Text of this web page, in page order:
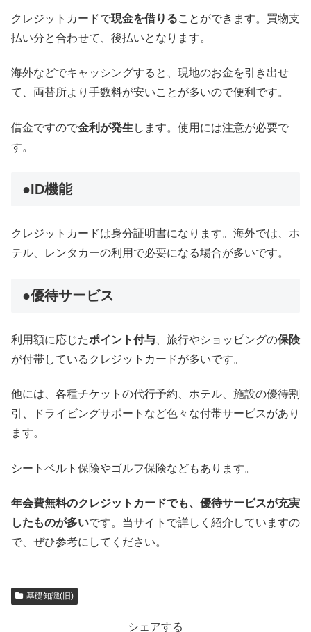
クレジットカードで現金を借りることができます。買物支
払い分と合わせて、後払いとなります。
海外などでキャッシングすると、現地のお金を引き出せ
て、両替所より手数料が安いことが多いので便利です。
借金ですので金利が発生 します。使用には注意が必要で
す。
●ID機能
クレジットカードは身分証明書になります。海外では、ホ
テル、レンタカーの利用で必要になる場合が多いです。
●優待サービス
利用額に応じたポイント付与 、旅行やショッピングの保険
が付帯しているクレジットカードが多いです。
他には、各種チケットの代行予約、ホテル、施設の優待割
引、ドライビングサポートなど色々な付帯サービスがあり
ます。
シートベルト保険やゴルフ保険などもあります。
年会費無料のクレジットカードでも、優待サービスが充実
したものが多いです。当サイトで詳しく紹介していますの
で、ぜひ参考にしてください。
基礎知識(旧)
シェアする